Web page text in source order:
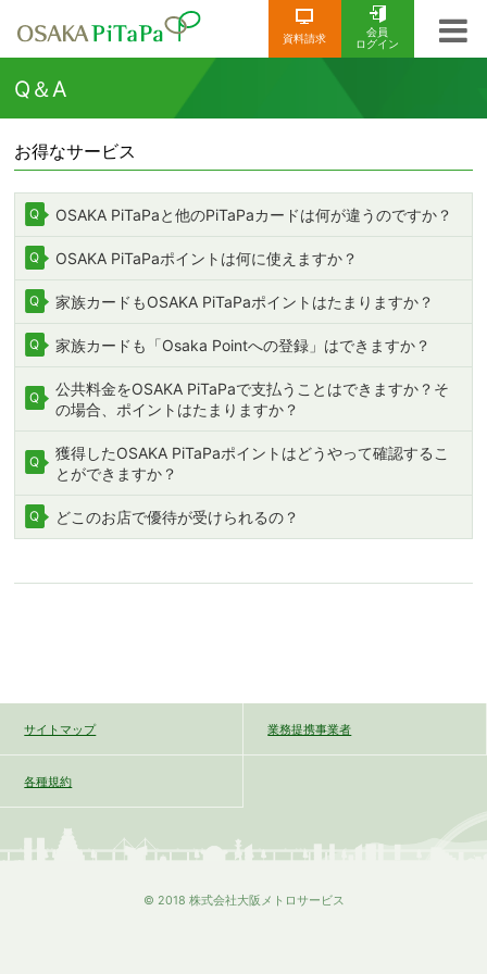
資料請求
会員
ログイン
Q＆A
お得なサービス
OSAKA PiTaPaと他のPiTaPaカードは何が違うのですか？
OSAKA PiTaPaポイントは何に使えますか？
家族カードもOSAKA PiTaPaポイントはたまりますか？
家族カードも「Osaka Pointへの登録」はできますか？
公共料金をOSAKA PiTaPaで支払うことはできますか？そ
の場合、ポイントはたまりますか？
獲得したOSAKA PiTaPaポイントはどうやって確認するこ
とができますか？
どこのお店で優待が受けられるの？
サイトマップ 業務提携事業者
各種規約
© 2018 株式会社大阪メトロサービス